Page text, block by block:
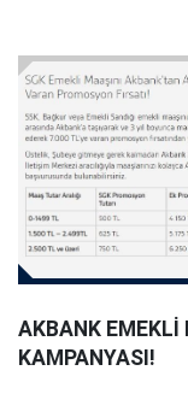
AKBANK EMEKLİ
KAMPANYASI!